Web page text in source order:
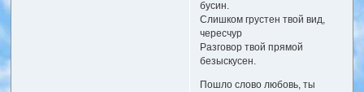
бусин.
Слишком грустен твой вид,
чересчур
Разговор твой прямой
безыскусен.
Пошло слово любовь, ты